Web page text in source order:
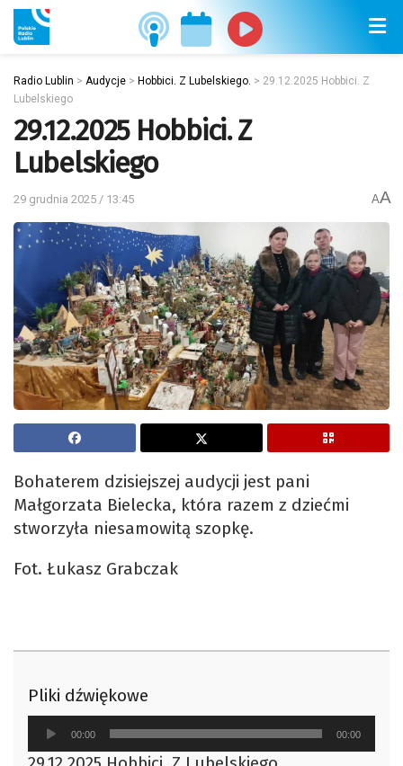
Radio Lublin > Audycje > Hobbici. Z Lubelskiego. > 29.12.2025 Hobbici. Z
Lubelskiego
29.12.2025 Hobbici. Z
Lubelskiego
29 grudnia 2025 / 13:45 AA
Bohaterem dzisiejszej audycji jest pani
Małgorzata Bielecka, która razem z dziećmi
stworzyła niesamowitą szopkę.
Fot. Łukasz Grabczak
Pliki dźwiękowe
Odtwarzacz
plików
00:00 00:00